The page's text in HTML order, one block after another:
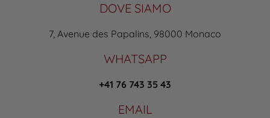
DOVE SIAMO
7, Avenue des Papalins, 98000 Monaco
WHATSAPP
+41 76 743 35 43
EMAIL